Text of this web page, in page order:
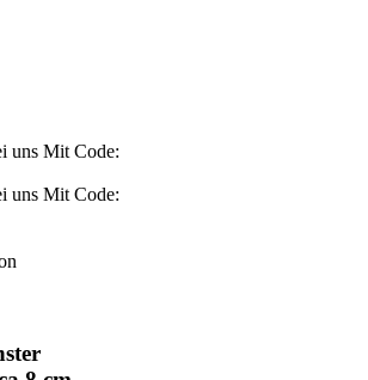
uns Mit Code:
uns Mit Code: